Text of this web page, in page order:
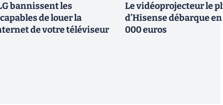
bannissent les
de louer la
de votre téléviseur
Le vidéoprojecteur le
d’Hisense débarque
000 euros